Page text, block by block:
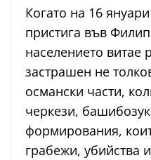
Когато на 16
пристига във
населението витае
застрашен не
османски части,
черкези,
формирования,
грабежи, убийства